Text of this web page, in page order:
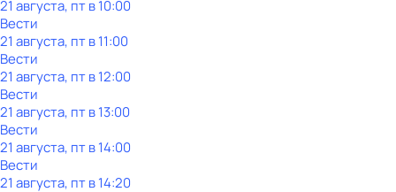
21 августа, пт в 10:00
Вести
21 августа, пт в 11:00
Вести
21 августа, пт в 12:00
Вести
21 августа, пт в 13:00
Вести
21 августа, пт в 14:00
Вести
21 августа, пт в 14:20